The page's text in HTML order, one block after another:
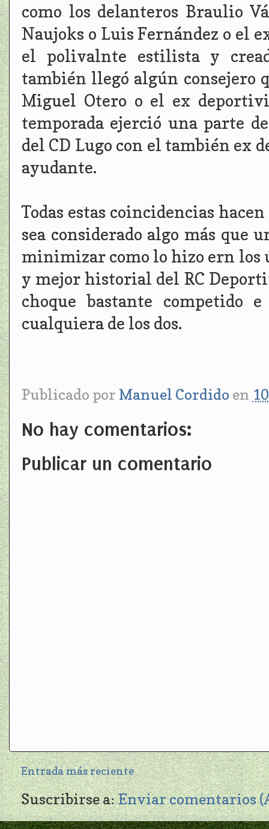
como los delanteros Braulio
Naujoks o Luis Fernández o el
el polivalnte estilista y
también llegó algún consejero
Miguel Otero o el ex
temporada ejerció una parte
del CD Lugo con el también ex
ayudante.
Todas estas coincidencias
sea considerado algo más que
minimizar como lo hizo ern los
y mejor historial del RC
choque bastante competido
cualquiera de los dos.
Publicado por Manuel Cordido en
No hay comentarios:
Publicar un comentario
Entrada más reciente
Suscribirse a:Enviar comentarios